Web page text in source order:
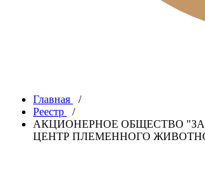
Главная
/
Реестр
/
АКЦИОНЕРНОЕ ОБЩЕСТВО
ЦЕНТР ПЛЕМЕННОГО